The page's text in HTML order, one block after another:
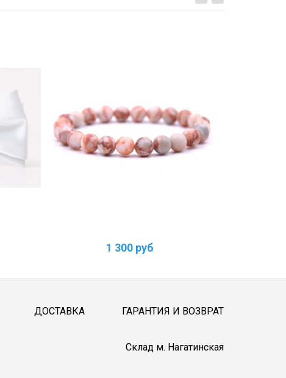
1 300 руб
ДОСТАВКА ГАРАНТИЯ И ВОЗВРАТ
Cклад м. Нагатинская